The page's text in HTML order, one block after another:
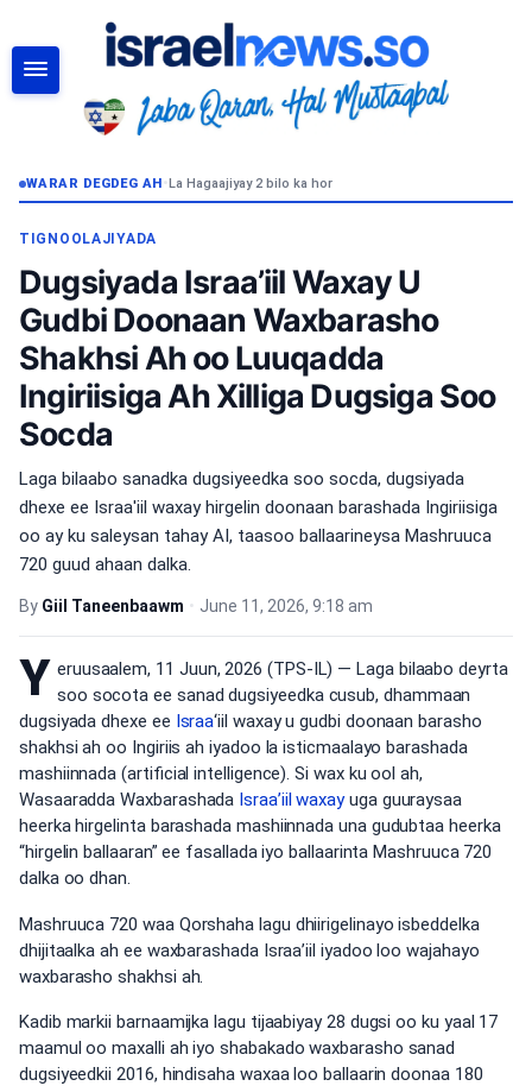
WARAR DEGDEG AH•La Hagaajiyay 2 bilo ka hor
TIGNOOLAJIYADA
Dugsiyada Israa’iil Waxay U
Gudbi Doonaan Waxbarasho
Shakhsi Ah oo Luuqadda
Ingiriisiga Ah Xilliga Dugsiga Soo
Socda
Laga bilaabo sanadka dugsiyeedka soo socda, dugsiyada
dhexe ee Israa'iil waxay hirgelin doonaan barashada Ingiriisiga
oo ay ku saleysan tahay AI, taasoo ballaarineysa Mashruuca
720 guud ahaan dalka.
By Giil Taneenbaawm • June 11, 2026, 9:18 am
Y eruusaalem, 11 Juun, 2026 (TPS-IL) — Laga bilaabo deyrta
soo socota ee sanad dugsiyeedka cusub, dhammaan
dugsiyada dhexe ee Israa‘iil waxay u gudbi doonaan barasho
shakhsi ah oo Ingiriis ah iyadoo la isticmaalayo barashada
mashiinnada (artificial intelligence). Si wax ku ool ah,
Wasaaradda Waxbarashada Israa’iil waxayuga guuraysaa
heerka hirgelinta barashada mashiinnada una gudubtaa heerka
“hirgelin ballaaran” ee fasallada iyo ballaarinta Mashruuca 720
dalka oo dhan.
Mashruuca 720 waa Qorshaha lagu dhiirigelinayo isbeddelka
dhijitaalka ah ee waxbarashada Israa’iil iyadoo loo wajahayo
waxbarasho shakhsi ah.
Kadib markii barnaamijka lagu tijaabiyay 28 dugsi oo ku yaal 17
maamul oo maxalli ah iyo shabakado waxbarasho sanad
dugsiyeedkii 2016, hindisaha waxaa loo ballaarin doonaa 180